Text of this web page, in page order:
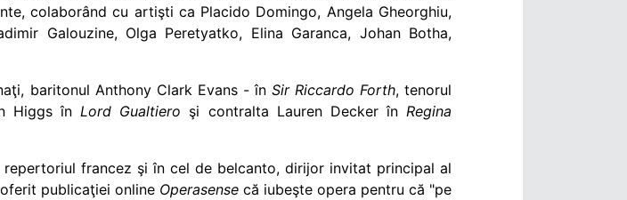
colaborând cu artişti ca Placido Domingo, Angela Gheorghiu,
Galouzine, Olga Peretyatko, Elina Garanca, Johan Botha,
baritonul Anthony Clark Evans - în Sir Riccardo Forth, tenorul
Higgs în Lord Gualtiero şi contralta Lauren Decker în Regina
francez şi în cel de belcanto, dirijor invitat principal al
publicaţiei online Operasense că iubeşte opera pentru că "pe